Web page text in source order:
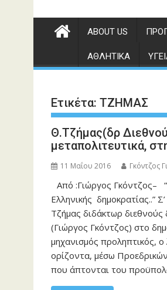
ABOUT US
ΑΘΛΗΤΙΚΆ
Ετικέτα: ΤΖΗΜΑΣ
Θ.Τζήμας(δρ
μεταπολιτευτικά,
11 Μαΐου 2016 Γκόντζος
Από :Γιώργος Γκόντζος–
Ελληνικής δημοκρατίας..”
Τζήμας διδάκτωρ διεθνούς
(Γιώργος Γκόντζος) στο
μηχανισμός προληπτικός, ο
ορίζοντα, μέσω
που άπτονται του